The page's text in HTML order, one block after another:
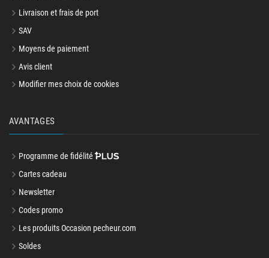
Livraison et frais de port
SAV
Moyens de paiement
Avis client
Modifier mes choix de cookies
AVANTAGES
Programme de fidélité
Cartes cadeau
Newsletter
Codes promo
Les produits Occasion pecheur.com
Soldes